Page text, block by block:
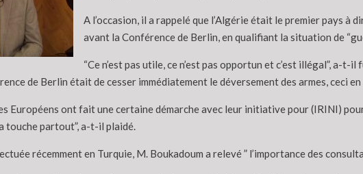
A l’occasion, il a rappelé que l’Algérie était le premier pays à
avant la Conférence de Berlin, en qualifiant la situation de
“Ce n’est pas utile, ce n’est pas opportun et c’est illégal”, a-
de Berlin était de cesser immédiatement le déversement des armes, ceci
Européens ont fait une certaine démarche avec leur initiative pour (IRINI)
touche partout”, a-t-il plaidé.
récemment en Turquie, M. Boukadoum a relevé ” l’importance des